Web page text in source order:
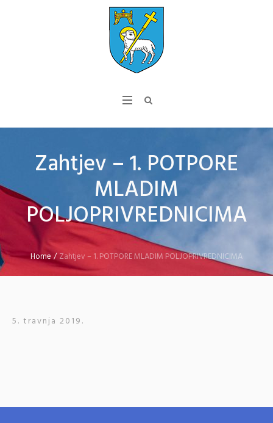
Zahtjev – 1. POTPORE
MLADIM
POLJOPRIVREDNICIMA
Home/Zahtjev – 1. POTPORE MLADIM POLJOPRIVREDNICIMA
5. travnja 2019.